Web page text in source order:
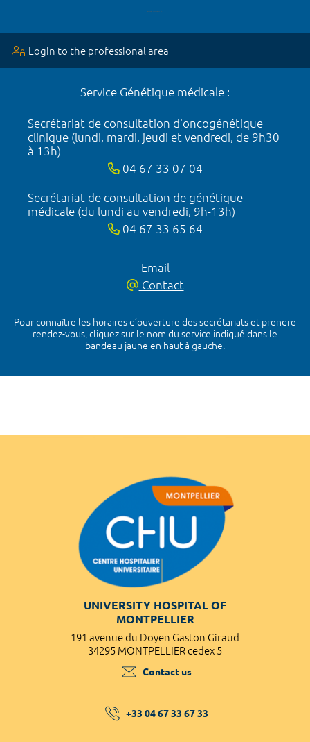
Login to the professional area
Service Génétique médicale :
Secrétariat de consultation d'oncogénétique
clinique (lundi, mardi, jeudi et vendredi, de 9h30
à 13h)
04 67 33 07 04
Secrétariat de consultation de génétique
médicale (du lundi au vendredi, 9h-13h)
04 67 33 65 64
Email
Contact
Pour connaître les horaires d’ouverture des secrétariats et prendre
rendez-vous, cliquez sur le nom du service indiqué dans le
bandeau jaune en haut à gauche.
UNIVERSITY HOSPITAL OF
MONTPELLIER
191 avenue du Doyen Gaston Giraud
34295 MONTPELLIER cedex 5
Contact us
+33 04 67 33 67 33